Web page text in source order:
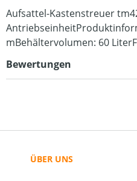
Aufsattel-Kastenstreuer
mBehältervolumen: 60
Bewertungen
ÜBER UNS